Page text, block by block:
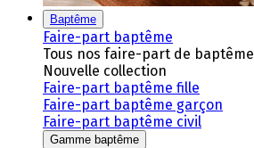
Baptême
Faire-part baptême
Tous nos faire-part de baptême
Nouvelle collection
Faire-part baptême fille
Faire-part baptême garçon
Faire-part baptême civil
Gamme baptême